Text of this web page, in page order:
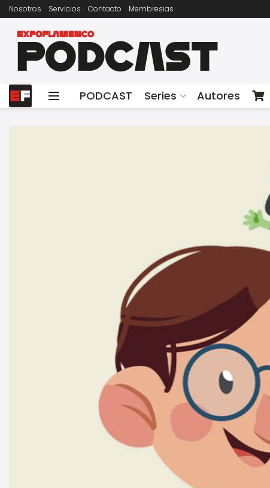
Nosotros Servicios Contacto Membresias
PODCAST Series Autores